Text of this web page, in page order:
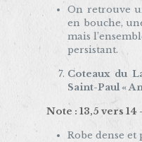
On retrouve
en bouche,
mais
persistant.
Coteaux du
Saint-Paul «
Note : 13,5 vers 14
Robe dense